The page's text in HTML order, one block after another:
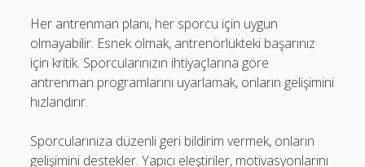
Her antrenman planı, her sporcu için uygun
olmayabilir. Esnek olmak, antrenörlükteki başarınız
için kritik. Sporcularınızın ihtiyaçlarına göre
antrenman programlarını uyarlamak, onların gelişimini
hızlandırır.
Sporcularınıza düzenli geri bildirim vermek, onların
gelişimini destekler. Yapıcı eleştiriler, motivasyonlarını